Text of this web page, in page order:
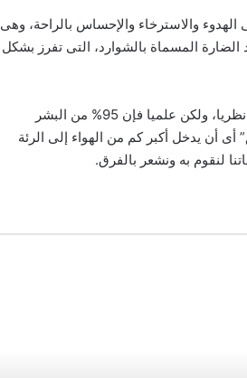
والاسترخاء والإحساس بالراحة، وهى
الضارة المسماة بالشوارد، التى تفرز بشكل
والطبيعى أن نعتقد أن كل البشر لديهم القدرة على التنفس فهذا صحيح نظريا، ولكن علميا فإن 95% من البشر
أن يدخل أكبر كم من الهواء إلى الرئة
لنقوم به ونشعر بالفرق.